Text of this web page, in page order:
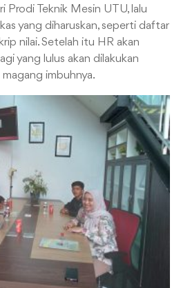
Prodi Teknik Mesin UTU, lalu
yang diharuskan, seperti daftar
nilai. Setelah itu HR akan
yang lulus akan dilakukan
imbuhnya.